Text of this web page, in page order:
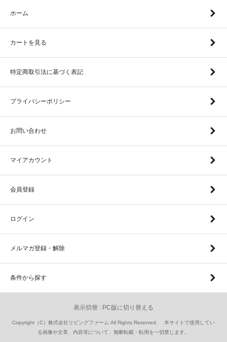
ホーム
カートを見る
特定商取引法に基づく表記
プライバシーポリシー
お問い合わせ
マイアカウント
会員登録
ログイン
メルマガ登録・解除
条件から探す
表示切替 : PC版に切り替える
Copyright（C）株式会社リビングファーム All Rights Reserved. 本サイトで使用してい
る画像や文章、内容等について、無断転載・転用を一切禁じます。